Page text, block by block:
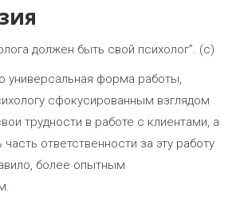
должен быть свой психолог”. (с)
универсальная форма работы,
сфокусированным взглядом
трудности в работе с клиентами, а
ответственности за эту работу
более опытным